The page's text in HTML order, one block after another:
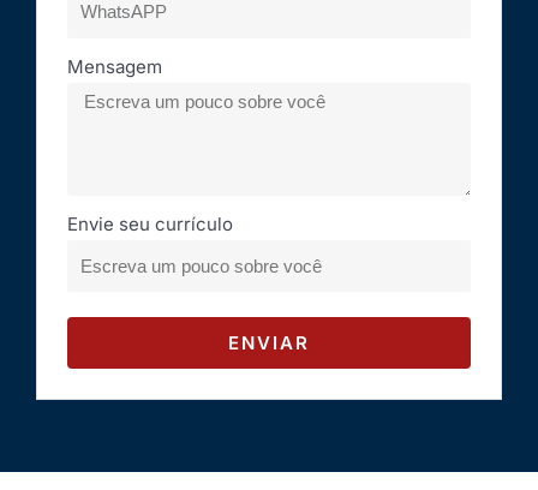
Mensagem
Envie seu currículo
ENVIAR